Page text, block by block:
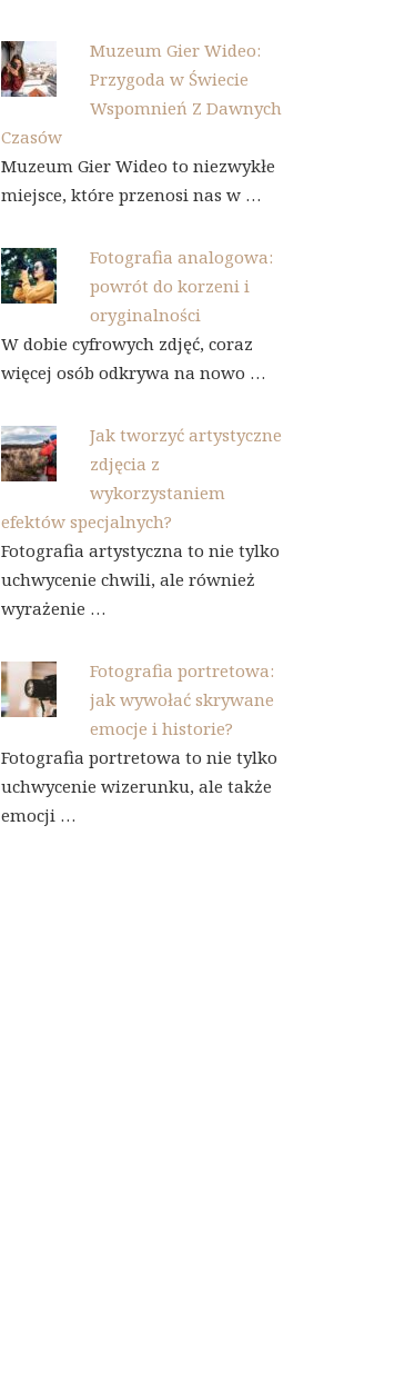
Muzeum Gier Wideo:
Przygoda w Świecie
Wspomnień Z Dawnych
Czasów
Muzeum Gier Wideo to niezwykłe
miejsce, które przenosi nas w …
Fotografia analogowa:
powrót do korzeni i
oryginalności
W dobie cyfrowych zdjęć, coraz
więcej osób odkrywa na nowo …
Jak tworzyć artystyczne
zdjęcia z
wykorzystaniem
efektów specjalnych?
Fotografia artystyczna to nie tylko
uchwycenie chwili, ale również
wyrażenie …
Fotografia portretowa:
jak wywołać skrywane
emocje i historie?
Fotografia portretowa to nie tylko
uchwycenie wizerunku, ale także
emocji …